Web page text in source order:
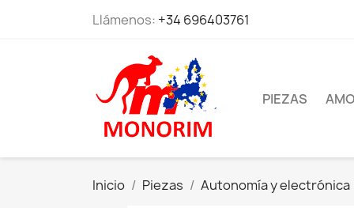
Llámenos: +34 696403761
PIEZAS
Inicio Piezas Autonomía y electrónica